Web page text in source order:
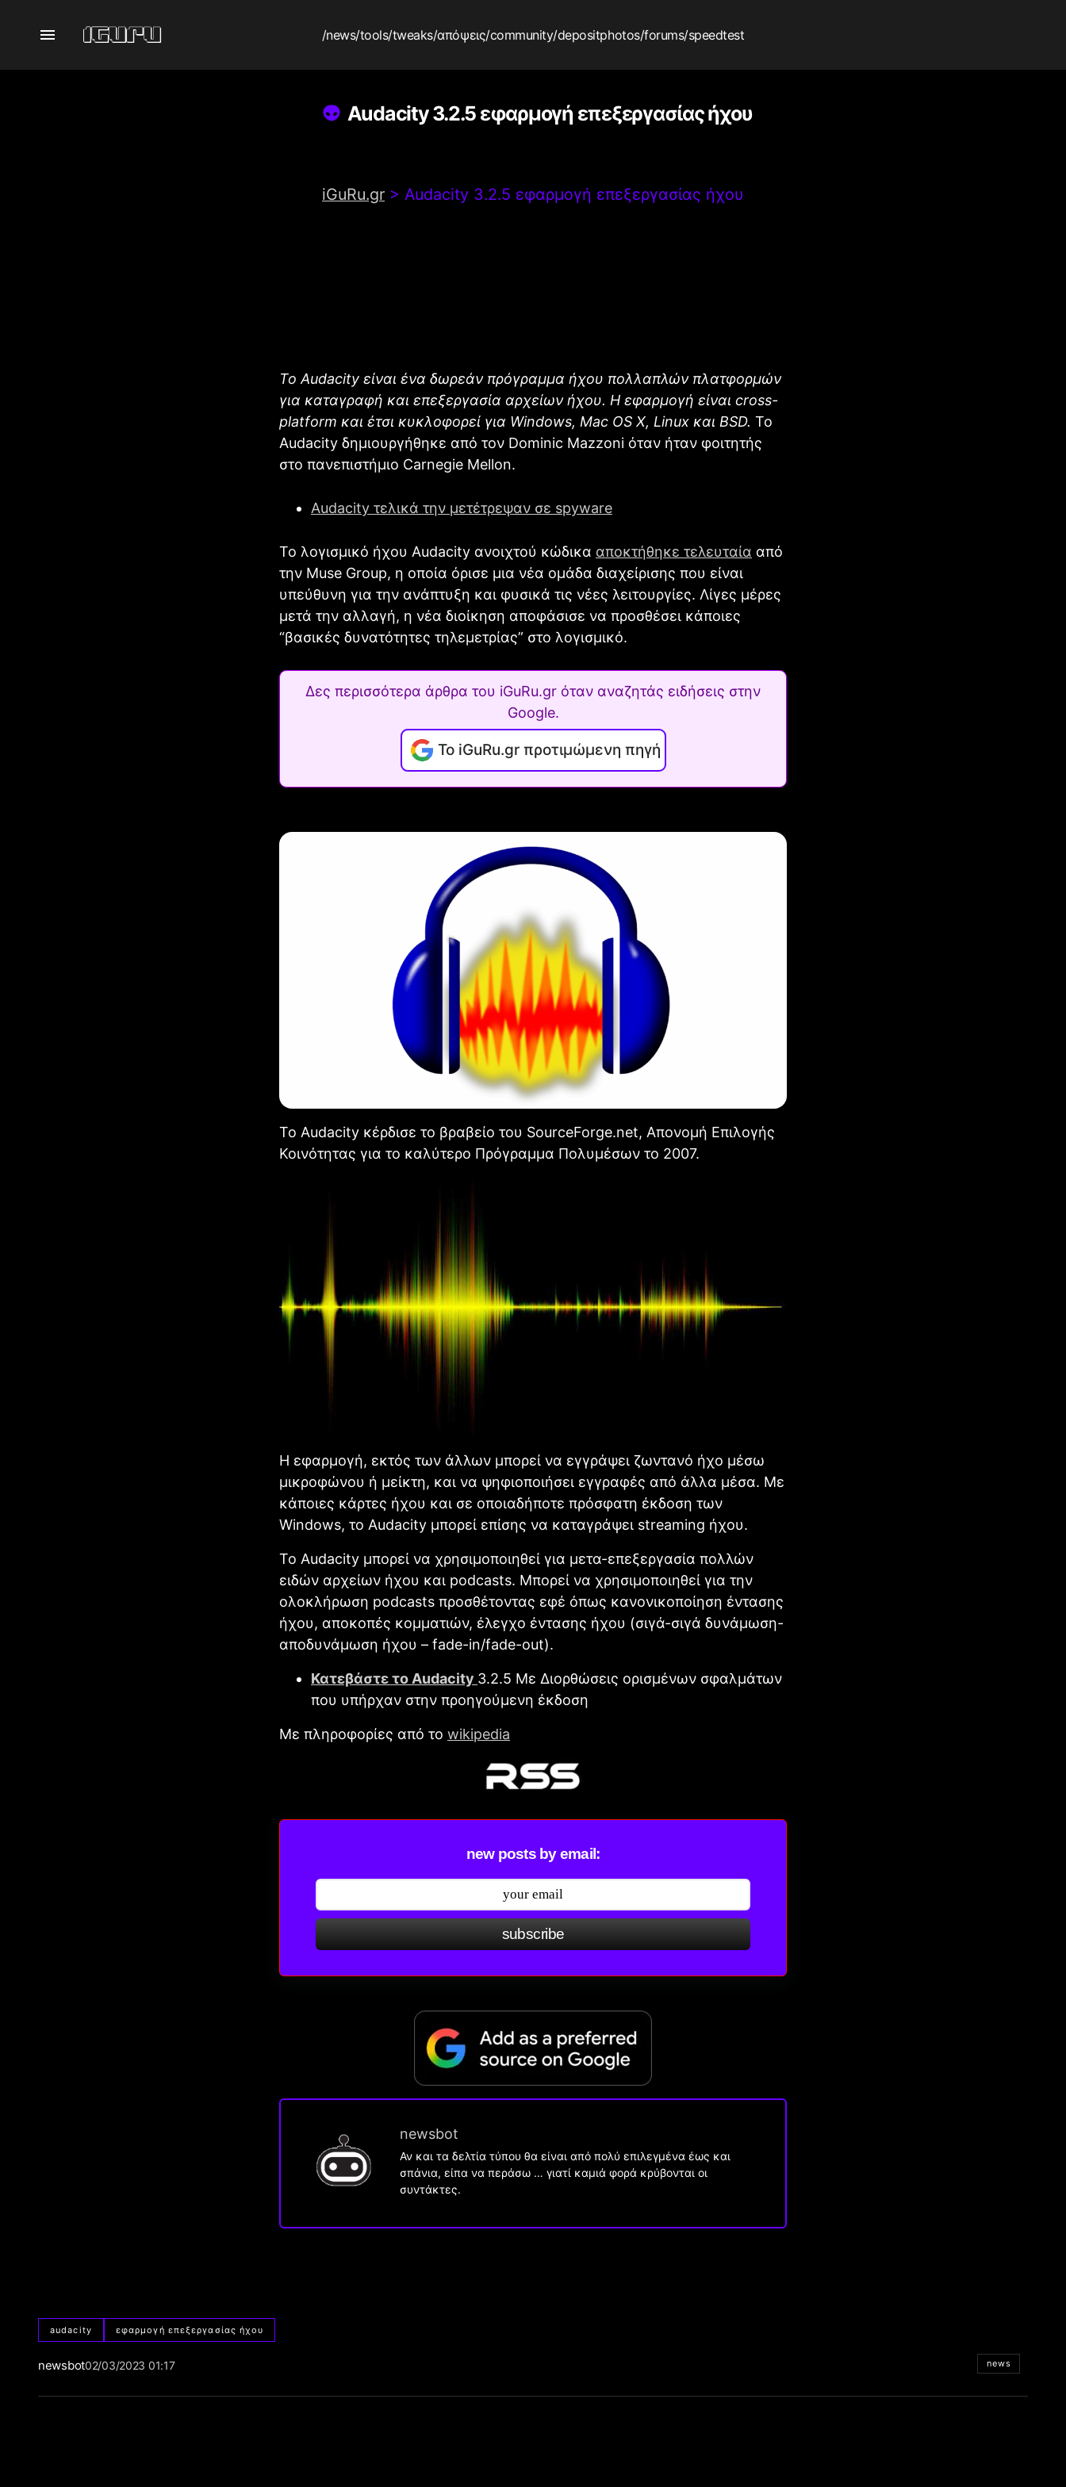
/news/tools/tweaks/απόψεις/community/depositphotos/forums/speedtest
Audacity 3.2.5 εφαρμογή επεξεργασίας ήχου
iGuRu.gr > Audacity 3.2.5 εφαρμογή επεξεργασίας ήχου
Το Audacity είναι ένα δωρεάν πρόγραμμα ήχου πολλαπλών πλατφορμών
για καταγραφή και επεξεργασία αρχείων ήχου. Η εφαρμογή είναι cross-
platform και έτσι κυκλοφορεί για Windows, Mac OS X, Linux και BSD. Το
Audacity δημιουργήθηκε από τον Dominic Mazzoni όταν ήταν φοιτητής
στο πανεπιστήμιο Carnegie Mellon.
Audacity τελικά την μετέτρεψαν σε spyware
Το λογισμικό ήχου Audacity ανοιχτού κώδικα αποκτήθηκε τελευταία από
την Muse Group, η οποία όρισε μια νέα ομάδα διαχείρισης που είναι
υπεύθυνη για την ανάπτυξη και φυσικά τις νέες λειτουργίες. Λίγες μέρες
μετά την αλλαγή, η νέα διοίκηση αποφάσισε να προσθέσει κάποιες
“βασικές δυνατότητες τηλεμετρίας” στο λογισμικό.
Δες περισσότερα άρθρα του iGuRu.gr όταν αναζητάς ειδήσεις στην
Google.
Το iGuRu.gr προτιμώμενη πηγή
Το Audacity κέρδισε το βραβείο του SourceForge.net, Απονομή Επιλογής
Κοινότητας για το καλύτερο Πρόγραμμα Πολυμέσων το 2007.
Η εφαρμογή, εκτός των άλλων μπορεί να εγγράψει ζωντανό ήχο μέσω
μικροφώνου ή μείκτη, και να ψηφιοποιήσει εγγραφές από άλλα μέσα. Με
κάποιες κάρτες ήχου και σε οποιαδήποτε πρόσφατη έκδοση των
Windows, το Audacity μπορεί επίσης να καταγράψει streaming ήχου.
Το Audacity μπορεί να χρησιμοποιηθεί για μετα-επεξεργασία πολλών
ειδών αρχείων ήχου και podcasts. Μπορεί να χρησιμοποιηθεί για την
ολοκλήρωση podcasts προσθέτοντας εφέ όπως κανονικοποίηση έντασης
ήχου, αποκοπές κομματιών, έλεγχο έντασης ήχου (σιγά-σιγά δυνάμωση-
αποδυνάμωση ήχου – fade-in/fade-out).
Κατεβάστε το Audacity 3.2.5 Με Διορθώσεις ορισμένων σφαλμάτων
που υπήρχαν στην προηγούμενη έκδοση
Με πληροφορίες από το wikipedia
new posts by email:
subscribe
newsbot
Αν και τα δελτία τύπου θα είναι από πολύ επιλεγμένα έως και
σπάνια, είπα να περάσω … γιατί καμιά φορά κρύβονται οι
συντάκτες.
audacity εφαρμογή επεξεργασίας ήχου
newsbot02/03/2023 01:17 news